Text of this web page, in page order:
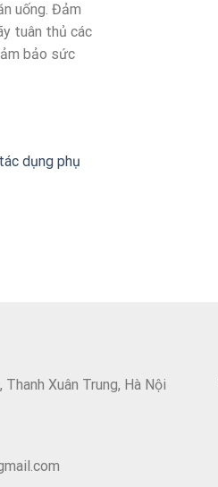
uống. Đảm
tuân thủ các
bảo sức
dụng phụ
Xuân Trung, Hà Nội